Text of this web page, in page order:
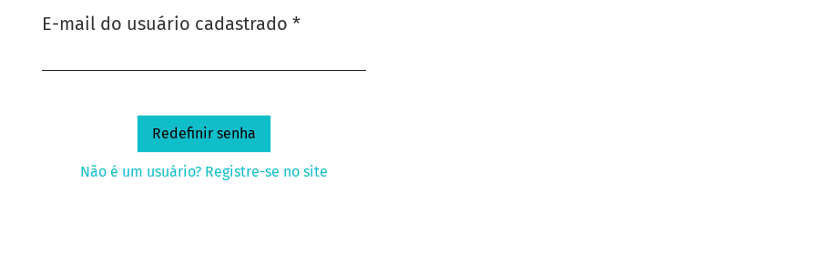
E-mail do usuário cadastrado *Obrigatório
Redefinir senha
Não é um usuário? Registre-se no site